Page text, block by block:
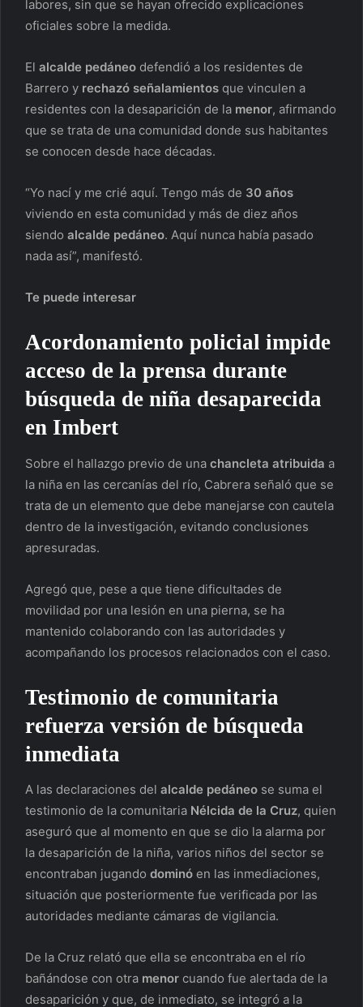
labores, sin que se hayan ofrecido explicaciones
oficiales sobre la medida.
El alcalde pedáneo defendió a los residentes de
Barrero y rechazó señalamientos que vinculen a
residentes con la desaparición de la menor, afirmando
que se trata de una comunidad donde sus habitantes
se conocen desde hace décadas.
“Yo nací y me crié aquí. Tengo más de 30 años
viviendo en esta comunidad y más de diez años
siendo alcalde pedáneo. Aquí nunca había pasado
nada así”, manifestó.
Te puede interesar
Acordonamiento policial impide
acceso de la prensa durante
búsqueda de niña desaparecida
en Imbert
Sobre el hallazgo previo de una chancleta atribuida a
la niña en las cercanías del río, Cabrera señaló que se
trata de un elemento que debe manejarse con cautela
dentro de la investigación, evitando conclusiones
apresuradas.
Agregó que, pese a que tiene dificultades de
movilidad por una lesión en una pierna, se ha
mantenido colaborando con las autoridades y
acompañando los procesos relacionados con el caso.
Testimonio de comunitaria
refuerza versión de búsqueda
inmediata
A las declaraciones del alcalde pedáneo se suma el
testimonio de la comunitaria Nélcida de la Cruz, quien
aseguró que al momento en que se dio la alarma por
la desaparición de la niña, varios niños del sector se
encontraban jugando dominó en las inmediaciones,
situación que posteriormente fue verificada por las
autoridades mediante cámaras de vigilancia.
De la Cruz relató que ella se encontraba en el río
bañándose con otra menor cuando fue alertada de la
desaparición y que, de inmediato, se integró a la